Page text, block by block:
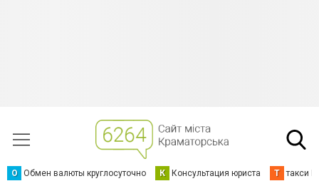
О Обмен валюты круглосуточно К Консультация юриста Т такси